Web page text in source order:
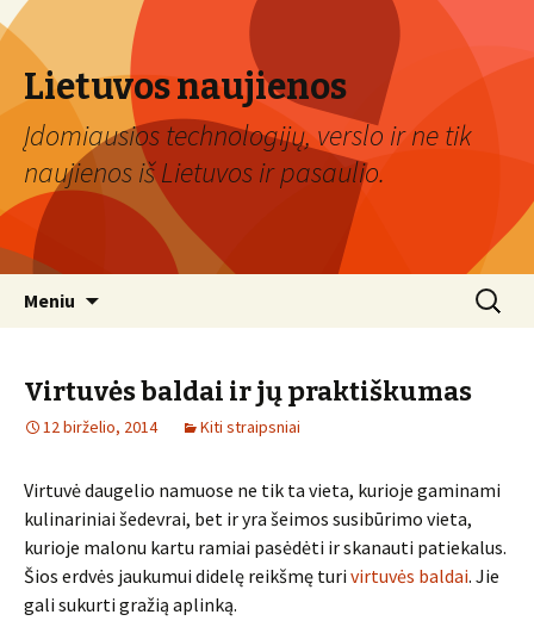
Lietuvos naujienos
Įdomiausios technologijų, verslo ir ne tik
naujienos iš Lietuvos ir pasaulio.
Meniu Ieškoti:
Virtuvės baldai ir jų praktiškumas
12 birželio, 2014 Kiti straipsniai
Virtuvė daugelio namuose ne tik ta vieta, kurioje gaminami
kulinariniai šedevrai, bet ir yra šeimos susibūrimo vieta,
kurioje malonu kartu ramiai pasėdėti ir skanauti patiekalus.
Šios erdvės jaukumui didelę reikšmę turi virtuvės baldai. Jie
gali sukurti gražią aplinką.